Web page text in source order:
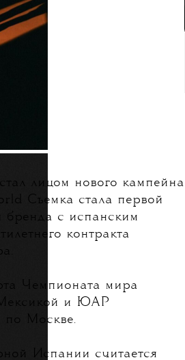
лицом нового кампейна
Съемка стала первой
бренда с испанским
контракта
Чемпионата мира
и ЮАР
по Москве.
Испании считается